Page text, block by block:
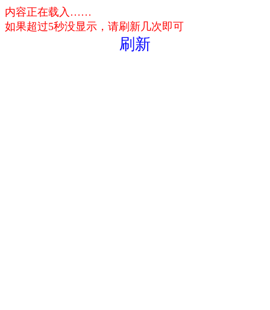
内容正在载入……
如果超过5秒没显示，请刷新几次即可
刷新